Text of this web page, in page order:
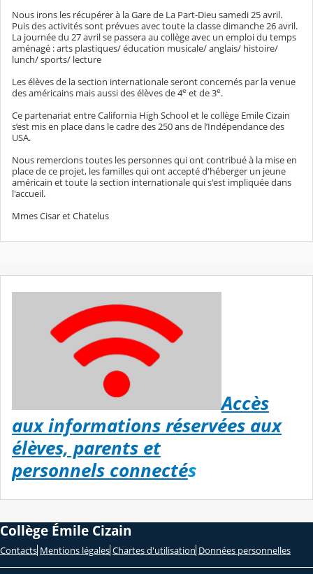
Nous irons les récupérer à la Gare de La Part-Dieu samedi 25 avril.
Puis des activités sont prévues avec toute la classe dimanche 26 avril.
La journée du 27 avril se passera au collège avec un emploi du temps
aménagé : arts plastiques/ éducation musicale/ anglais/ histoire/
lunch/ sports/ lecture
Les élèves de la section internationale seront concernés par la venue
des américains mais aussi des élèves de 4e et de 3e.
Ce partenariat entre California High School et le collège Emile Cizain
s’est mis en place dans le cadre des 250 ans de l’Indépendance des
USA.
Nous remercions toutes les personnes qui ont contribué à la mise en
place de ce projet, les familles qui ont accepté d'héberger un jeune
américain et toute la section internationale qui s'est impliquée dans
l'accueil.
Mmes Cisar et Chatelus
Accès
aux informations réservées aux
élèves, parents et
personnels connectés
Collège Émile Cizain
Contacts Mentions légales Chartes d'utilisation Données personnelles